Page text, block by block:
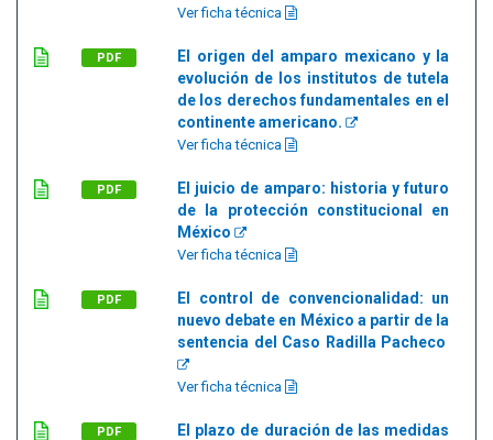
Ver ficha técnica
PDF
El origen del amparo mexicano y la
evolución de los institutos de tutela
de los derechos fundamentales en el
continente americano.
Ver ficha técnica
PDF
El juicio de amparo: historia y futuro
de la protección constitucional en
México
Ver ficha técnica
PDF
El control de convencionalidad: un
nuevo debate en México a partir de la
sentencia del Caso Radilla Pacheco
Ver ficha técnica
PDF
El plazo de duración de las medidas